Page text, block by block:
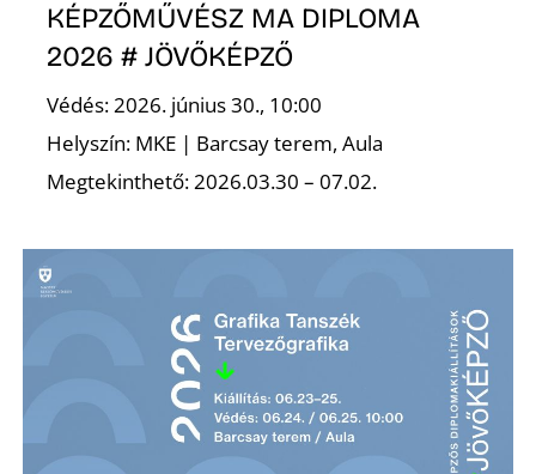
KÉPZŐMŰVÉSZ MA DIPLOMA
2026 # JÖVŐKÉPZŐ
Védés: 2026. június 30., 10:00
Helyszín: MKE | Barcsay terem, Aula
Megtekinthető: 2026.03.30 – 07.02.